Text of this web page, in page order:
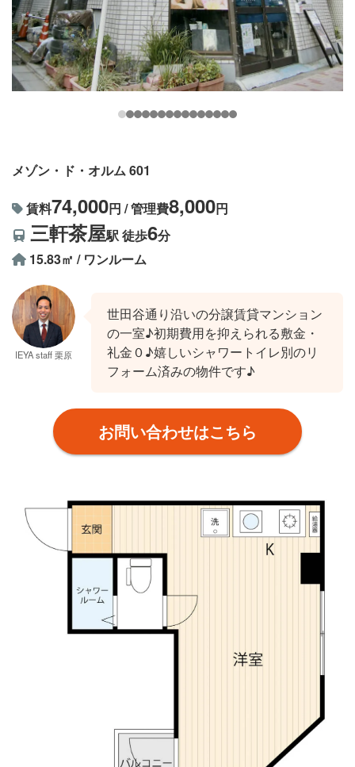
メゾン・ド・オルム 601
賃料74,000円 / 管理費8,000円
三軒茶屋駅 徒歩6分
15.83㎡ / ワンルーム
IEYA staff 栗原
世田谷通り沿いの分譲賃貸マンション
の一室♪初期費用を抑えられる敷金・
礼金０♪嬉しいシャワートイレ別のリ
フォーム済みの物件です♪
お問い合わせはこちら